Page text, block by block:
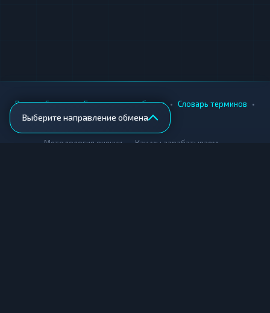
Выберите направление обмена
Вики • Города • Безопасность обмена • Словарь терминов •
AML-проверка
Методология оценки Как мы зарабатываем